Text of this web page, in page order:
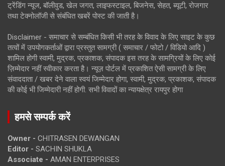
ट्रेंडिंग न्यूज, बॉलीवुड, खेल जगत, लाइफस्टाइल, बिजनेस, सेहत, ब्यूटी, रोजगार
तथा टेक्नोलॉजी से संबंधित खबरें पोस्ट की जाती है।
Disclaimer - समाचार से सम्बंधित किसी भी तरह के विवाद के लिए साइट के कुछ
तत्वों में उपयोगकर्ताओं द्वारा प्रस्तुत सामग्री ( समाचार / फोटो / विडियो आदि )
शामिल होगी स्वामी, मुद्रक, प्रकाशक, संपादक इस तरह के सामग्रियों के लिए कोई
ज़िम्मेदार नहीं स्वीकार करता है। न्यूज़ पोर्टल में प्रकाशित ऐसी सामग्री के लिए
संवाददाता / खबर देने वाला स्वयं जिम्मेदार होगा, स्वामी, मुद्रक, प्रकाशक, संपादक
की कोई भी जिम्मेदारी नहीं होगी. सभी विवादों का न्यायक्षेत्र रायपुर होगा
हमसे सम्पर्क करें
Owner - CHITRASEN DEWANGAN
Editor - SACHIN SHUKLA
Associate - AMAN ENTERPRISES